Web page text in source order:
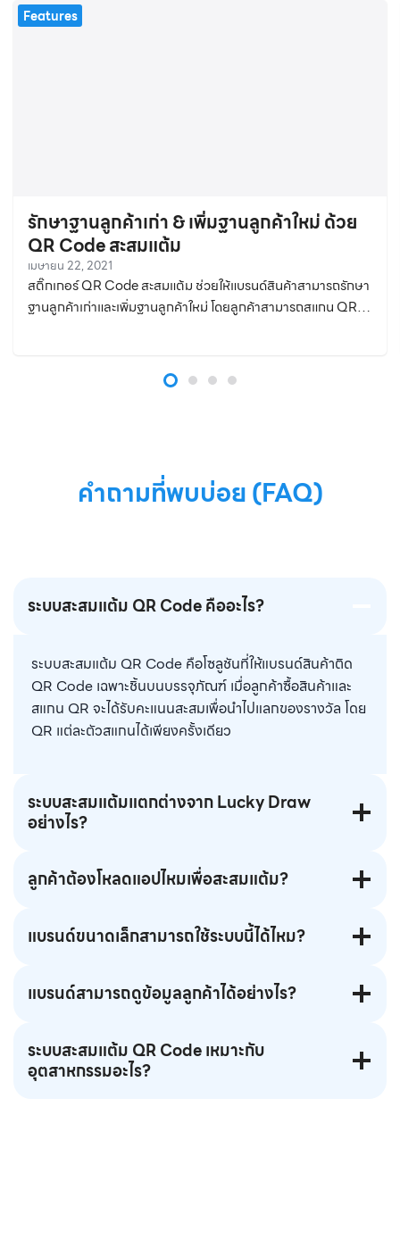
Features
รักษาฐานลูกค้าเก่า & เพิ่มฐานลูกค้าใหม่ ด้วย
QR Code สะสมแต้ม
เมษายน 22, 2021
สติ๊กเกอร์ QR Code สะสมแต้ม ช่วยให้แบรนด์สินค้าสามารถรักษา
ฐานลูกค้าเก่าและเพิ่มฐานลูกค้าใหม่ โดยลูกค้าสามารถสแกน QR
คำถามที่พบบ่อย (FAQ)
ระบบสะสมแต้ม QR Code คืออะไร?
ระบบสะสมแต้ม QR Code คือโซลูชันที่ให้แบรนด์สินค้าติด
QR Code เฉพาะชิ้นบนบรรจุภัณฑ์ เมื่อลูกค้าซื้อสินค้าและ
สแกน QR จะได้รับคะแนนสะสมเพื่อนำไปแลกของรางวัล โดย
QR แต่ละตัวสแกนได้เพียงครั้งเดียว
ระบบสะสมแต้มแตกต่างจาก Lucky Draw
อย่างไร?
ลูกค้าต้องโหลดแอปไหมเพื่อสะสมแต้ม?
แบรนด์ขนาดเล็กสามารถใช้ระบบนี้ได้ไหม?
แบรนด์สามารถดูข้อมูลลูกค้าได้อย่างไร?
ระบบสะสมแต้ม QR Code เหมาะกับ
อุตสาหกรรมอะไร?